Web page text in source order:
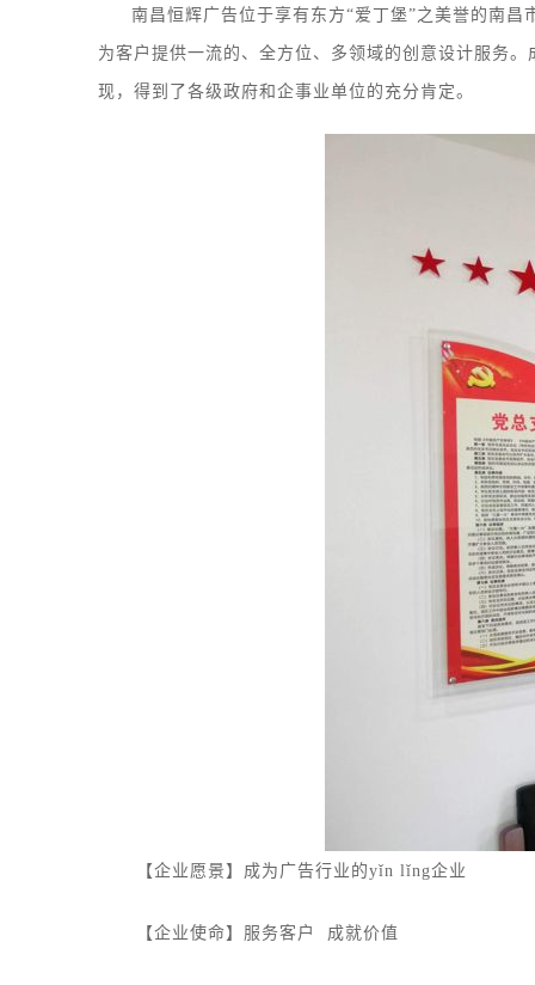
南昌恒辉广告位于享有东方“爱丁堡”之美誉的南昌
为客户提供一流的、全方位、多领域的创意设计服务。
现，得到了各级政府和企事业单位的充分肯定。
【企业愿景】成为广告行业的yǐn lǐng企业
【企业使命】服务客户 成就价值